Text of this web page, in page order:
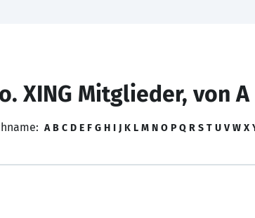
XING Mitglieder, von
A B C D E F G H I J K L M N O P Q R S T U V W X